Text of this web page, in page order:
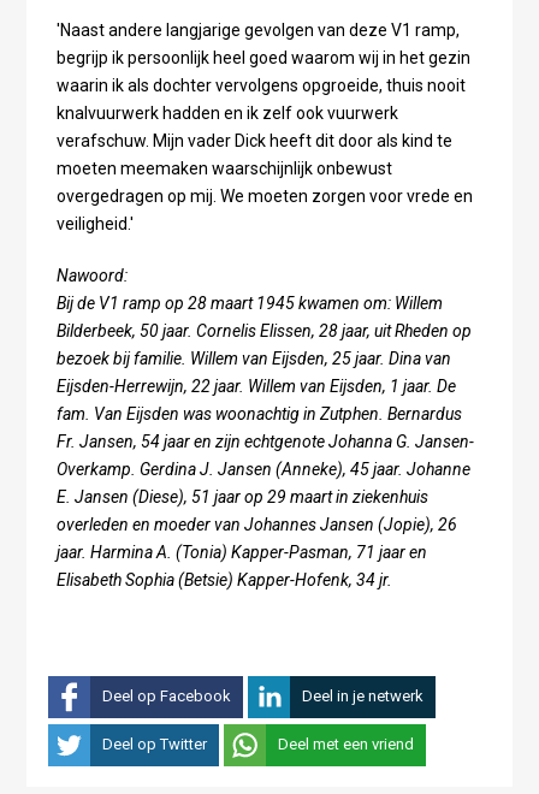
'Naast andere langjarige gevolgen van deze V1 ramp,
begrijp ik persoonlijk heel goed waarom wij in het gezin
waarin ik als dochter vervolgens opgroeide, thuis nooit
knalvuurwerk hadden en ik zelf ook vuurwerk
verafschuw. Mijn vader Dick heeft dit door als kind te
moeten meemaken waarschijnlijk onbewust
overgedragen op mij. We moeten zorgen voor vrede en
veiligheid.'
Nawoord:
Bij de V1 ramp op 28 maart 1945 kwamen om: Willem
Bilderbeek, 50 jaar. Cornelis Elissen, 28 jaar, uit Rheden op
bezoek bij familie. Willem van Eijsden, 25 jaar. Dina van
Eijsden-Herrewijn, 22 jaar. Willem van Eijsden, 1 jaar. De
fam. Van Eijsden was woonachtig in Zutphen. Bernardus
Fr. Jansen, 54 jaar en zijn echtgenote Johanna G. Jansen-
Overkamp. Gerdina J. Jansen (Anneke), 45 jaar. Johanne
E. Jansen (Diese), 51 jaar op 29 maart in ziekenhuis
overleden en moeder van Johannes Jansen (Jopie), 26
jaar. Harmina A. (Tonia) Kapper-Pasman, 71 jaar en
Elisabeth Sophia (Betsie) Kapper-Hofenk, 34 jr.
Deel op Facebook Deel in je netwerk
Deel op Twitter Deel met een vriend